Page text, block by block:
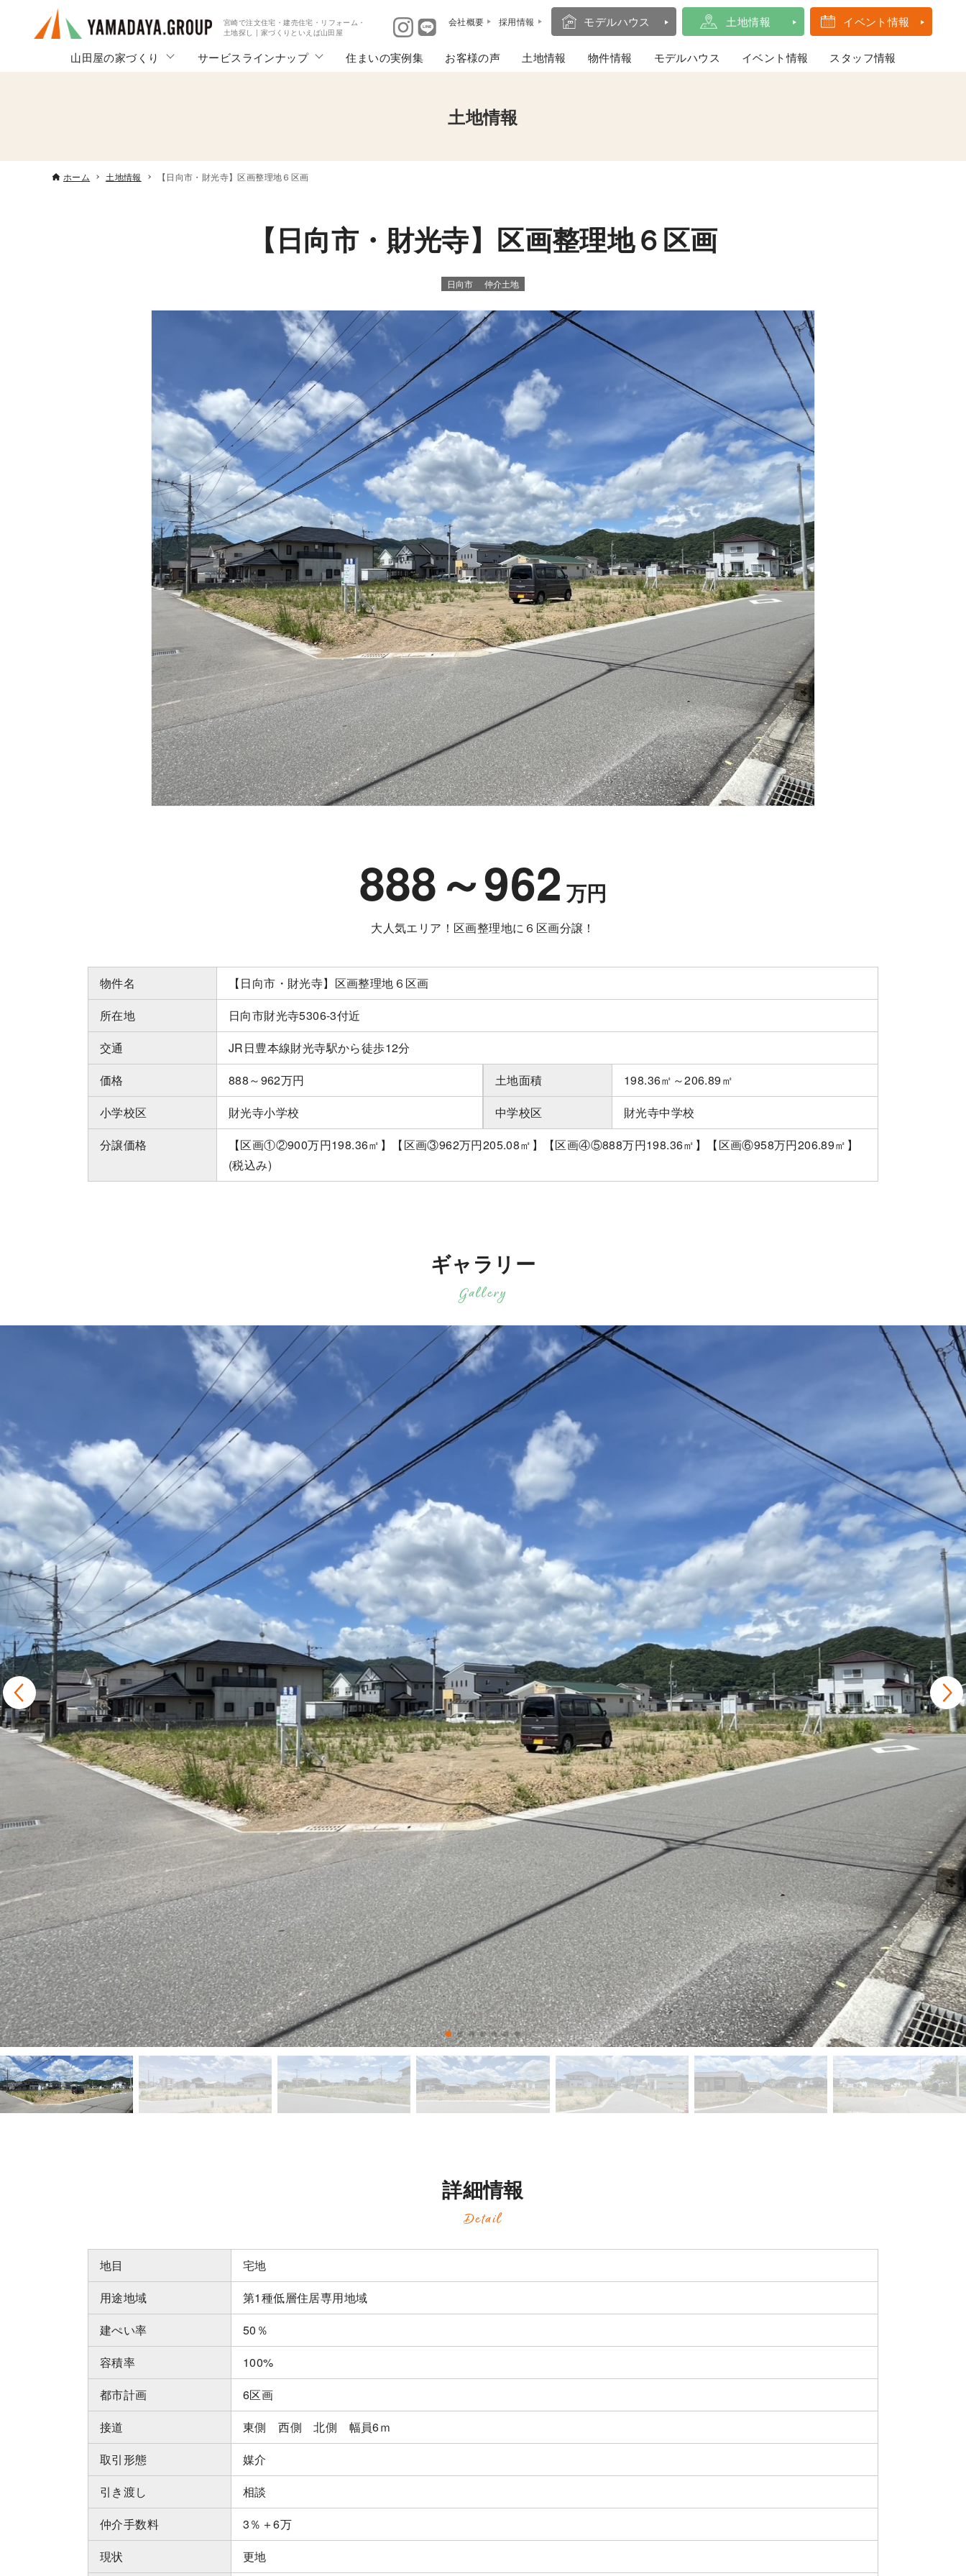
宮崎で注文住宅・建売住宅・リフォーム・
土地探し | 家づくりといえば山田屋
会社概要 採用情報 モデルハウス 土地情報 イベント情報
山田屋の家づくり サービスラインナップ 住まいの実例集 お客様の声 土地情報 物件情報 モデルハウス イベント情報 スタッフ情報
土地情報
ホーム 土地情報 【日向市・財光寺】区画整理地６区画
【日向市・財光寺】区画整理地６区画
日向市 仲介土地
888～962 万円
大人気エリア！区画整理地に６区画分譲！
物件名
【日向市・財光寺】区画整理地６区画
所在地
日向市財光寺5306-3付近
交通
JR日豊本線財光寺駅から徒歩12分
価格
888～962万円 土地面積
198.36㎡～206.89㎡
小学校区
財光寺小学校 中学校区
財光寺中学校
分譲価格
【区画①②900万円198.36㎡】【区画③962万円205.08㎡】【区画④⑤888万円198.36㎡】【区画⑥958万円206.89㎡】
(税込み)
ギャラリー
Gallery
詳細情報
Detail
地目
宅地
用途地域
第1種低層住居専用地域
建ぺい率
50％
容積率
100%
都市計画
6区画
接道
東側 西側 北側 幅員6ｍ
取引形態
媒介
引き渡し
相談
仲介手数料
3％＋6万
現状
更地